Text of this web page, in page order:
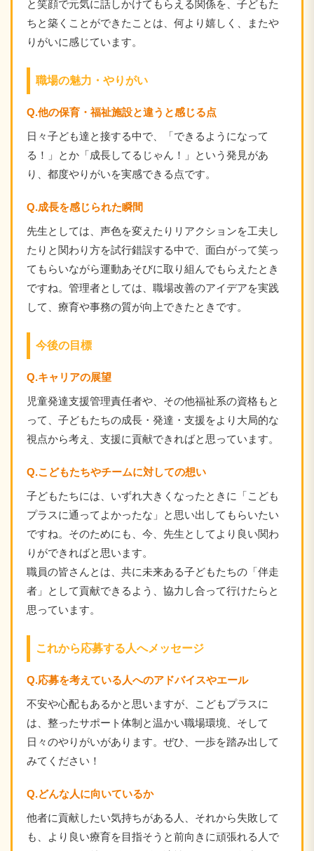
と笑顔で元気に話しかけてもらえる関係を、子どもた
ちと築くことができたことは、何より嬉しく、またや
りがいに感じています。
職場の魅力・やりがい
Q.他の保育・福祉施設と違うと感じる点
日々子ども達と接する中で、「できるようになって
る！」とか「成長してるじゃん！」という発見があ
り、都度やりがいを実感できる点です。
Q.成長を感じられた瞬間
先生としては、声色を変えたりリアクションを工夫し
たりと関わり方を試行錯誤する中で、面白がって笑っ
てもらいながら運動あそびに取り組んでもらえたとき
ですね。管理者としては、職場改善のアイデアを実践
して、療育や事務の質が向上できたときです。
今後の目標
Q.キャリアの展望
児童発達支援管理責任者や、その他福祉系の資格もと
って、子どもたちの成長・発達・支援をより大局的な
視点から考え、支援に貢献できればと思っています。
Q.こどもたちやチームに対しての想い
子どもたちには、いずれ大きくなったときに「こども
プラスに通ってよかったな」と思い出してもらいたい
ですね。そのためにも、今、先生としてより良い関わ
りができればと思います。
職員の皆さんとは、共に未来ある子どもたちの「伴走
者」として貢献できるよう、協力し合って行けたらと
思っています。
これから応募する人へメッセージ
Q.応募を考えている人へのアドバイスやエール
不安や心配もあるかと思いますが、こどもプラスに
は、整ったサポート体制と温かい職場環境、そして
日々のやりがいがあります。ぜひ、一歩を踏み出して
みてください！
Q.どんな人に向いているか
他者に貢献したい気持ちがある人、それから失敗して
も、より良い療育を目指そうと前向きに頑張れる人で